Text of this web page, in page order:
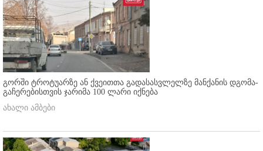
გორში ტროტუარზე ან ქვეითთა გადასასვლელზე მანქანის დგომა-
გაჩერებისთვის ჯარიმა 100 ლარი იქნება
ახალი ამბები